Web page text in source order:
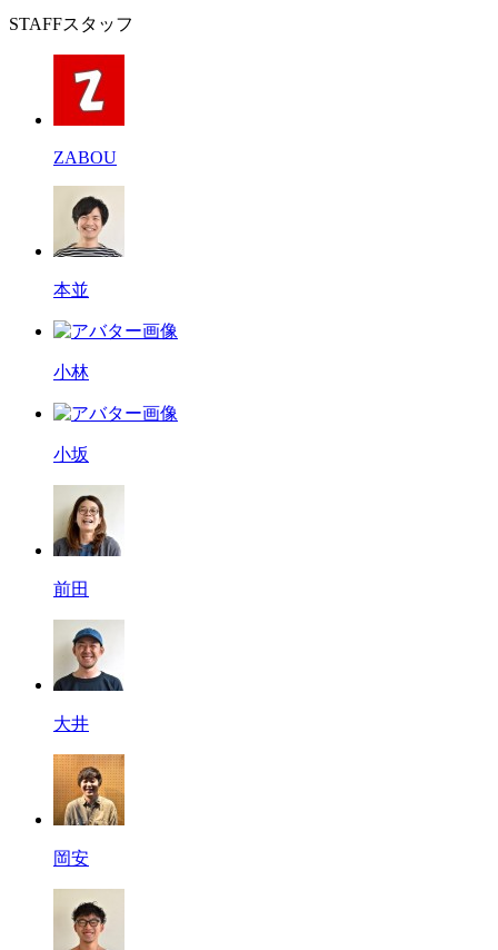
STAFFスタッフ
ZABOU
本並
小林
小坂
前田
大井
岡安